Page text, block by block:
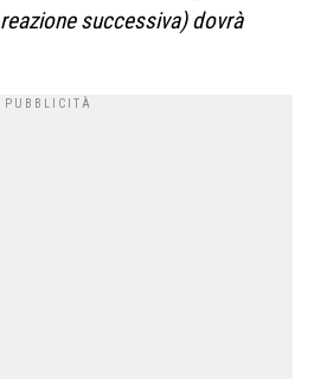
successiva) dovrà